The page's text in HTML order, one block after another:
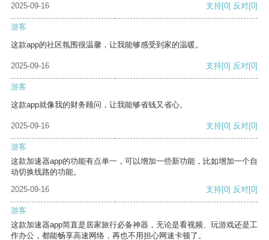
2025-09-16 支持[0] 反对[0]
游客
这款app的社区氛围很温馨，让我能够感受到家的温暖。
2025-09-16 支持[0] 反对[0]
游客
这款app就像我的财务顾问，让我能够省钱又省心。
2025-09-16 支持[0] 反对[0]
游客
这款加速器app的功能有点单一，可以增加一些新功能，比如增加一个自
动切换线路的功能。
2025-09-16
支持[0] 反对[0]
游客
这款加速器app简直是居家旅行必备神器，无论是看视频、玩游戏还是工
作办公，都能畅享高速网络，再也不用担心网速卡顿了。